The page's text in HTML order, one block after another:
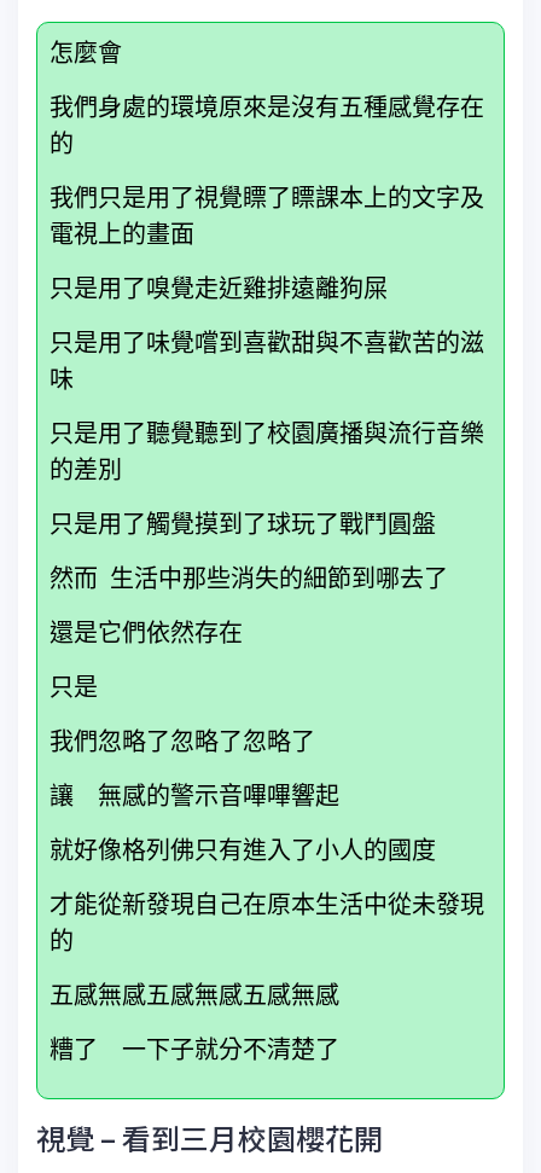
怎麼會
我們身處的環境原來是沒有五種感覺存在
的
我們只是用了視覺瞟了瞟課本上的文字及
電視上的畫面
只是用了嗅覺走近雞排遠離狗屎
只是用了味覺嚐到喜歡甜與不喜歡苦的滋
味
只是用了聽覺聽到了校園廣播與流行音樂
的差別
只是用了觸覺摸到了球玩了戰鬥圓盤
然而 生活中那些消失的細節到哪去了
還是它們依然存在
只是
我們忽略了忽略了忽略了
讓 無感的警示音嗶嗶響起
就好像格列佛只有進入了小人的國度
才能從新發現自己在原本生活中從未發現
的
五感無感五感無感五感無感
糟了 一下子就分不清楚了
視覺 – 看到三月校園櫻花開